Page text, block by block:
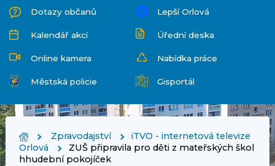
Dotazy občanů Lepší Orlová
Kalendář akcí Úřední deska
Online kamera Nabídka práce
Městská policie Gisportál
Zpravodajství
iTVO - internetová televize
Orlová
ZUŠ připravila pro děti z mateřských škol
hhudební pokojíček